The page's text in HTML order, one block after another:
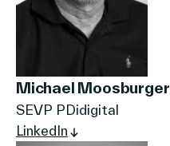
Michael Moosburger
SEVP PDidigital
LinkedIn